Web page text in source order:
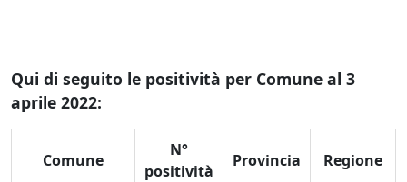
Qui di seguito le positività per Comune al 3
aprile 2022:
Comune
N°
positività
Provincia Regione